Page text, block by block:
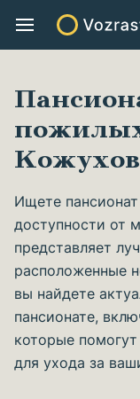
Ищете
доступности от
представляет
расположенные
вы найдете
пансионате,
которые
для ухода за